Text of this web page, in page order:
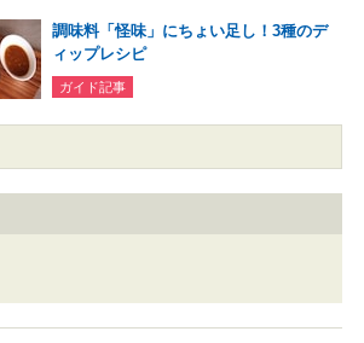
調味料「怪味」にちょい足し！3種のデ
ィップレシピ
ガイド記事